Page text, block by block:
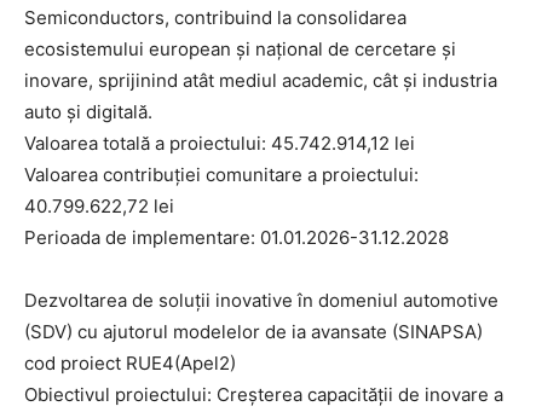
Semiconductors, contribuind la consolidarea
ecosistemului european și național de cercetare și
inovare, sprijinind atât mediul academic, cât și industria
auto și digitală.
Valoarea totală a proiectului: 45.742.914,12 lei
Valoarea contribuției comunitare a proiectului:
40.799.622,72 lei
Perioada de implementare: 01.01.2026-31.12.2028
Dezvoltarea de soluții inovative în domeniul automotive
(SDV) cu ajutorul modelelor de ia avansate (SINAPSA)
cod proiect RUE4(Apel2)
Obiectivul proiectului: Creșterea capacității de inovare a